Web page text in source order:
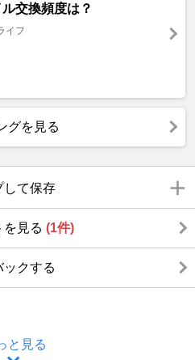
交換頻度は？
イフ
グを見る
して保存
を見る (1件)
ックする
と見る